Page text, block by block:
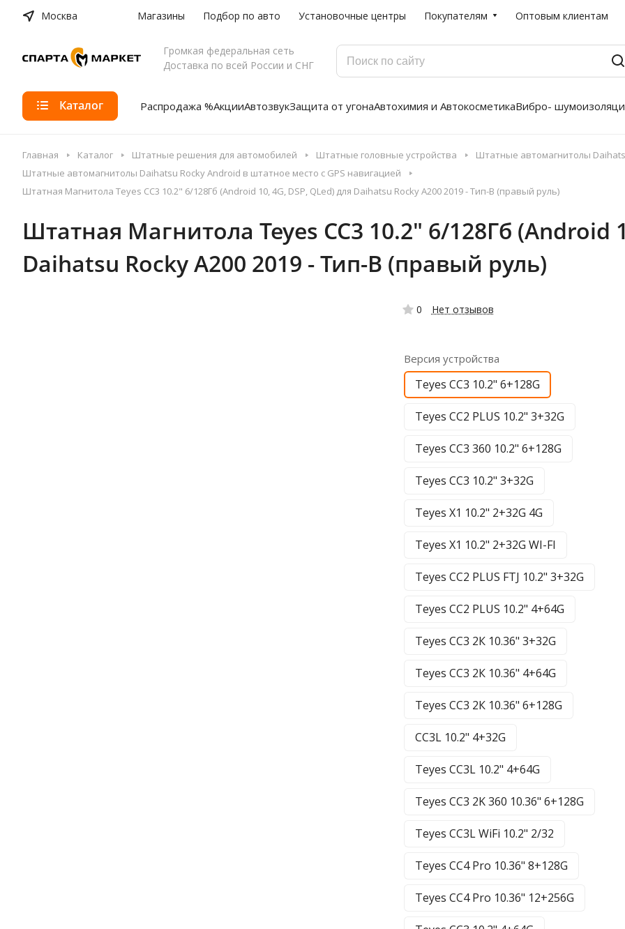
Москва Магазины Подбор по авто Установочные центры Покупателям Оптовым клиентам
Громкая федеральная сеть
Доставка по всей России и СНГ
Каталог Распродажа %АкцииАвтозвукЗащита от угонаАвтохимия и АвтокосметикаВибро-
Главная Каталог Штатные решения для автомобилей Штатные головные устройства
Штатные автомагнитолы
Штатные автомагнитолы Daihatsu Rocky Android в штатное место с GPS навигацией
Штатная Магнитола Teyes CC3 10.2" 6/128Гб (Android 10, 4G, DSP, QLed) для Daihatsu Rocky A200 2019 - Тип-B (правый руль)
Штатная Магнитола Teyes CC3 10.2" 6/128Гб (Android
Daihatsu Rocky A200 2019 - Тип-B (правый руль)
0 Нет отзывов
Версия устройства
Teyes CC3 10.2" 6+128G
Teyes CC2 PLUS 10.2" 3+32G
Teyes CC3 360 10.2" 6+128G
Teyes CC3 10.2" 3+32G
Teyes X1 10.2" 2+32G 4G
Teyes X1 10.2" 2+32G WI-FI
Teyes CC2 PLUS FTJ 10.2" 3+32G
Teyes CC2 PLUS 10.2" 4+64G
Teyes CC3 2К 10.36" 3+32G
Teyes CC3 2К 10.36" 4+64G
Teyes CC3 2К 10.36" 6+128G
CC3L 10.2" 4+32G
Teyes CC3L 10.2" 4+64G
Teyes CC3 2K 360 10.36" 6+128G
Teyes CC3L WiFi 10.2" 2/32
Teyes CC4 Pro 10.36" 8+128G
Teyes CC4 Pro 10.36" 12+256G